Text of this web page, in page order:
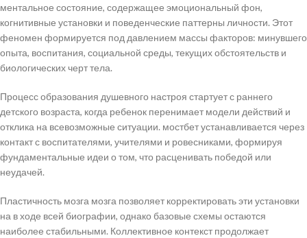
ментальное состояние, содержащее эмоциональный фон,
когнитивные установки и поведенческие паттерны личности. Этот
феномен формируется под давлением массы факторов: минувшего
опыта, воспитания, социальной среды, текущих обстоятельств и
биологических черт тела.
Процесс образования душевного настроя стартует с раннего
детского возраста, когда ребенок перенимает модели действий и
отклика на всевозможные ситуации. мостбет устанавливается через
контакт с воспитателями, учителями и ровесниками, формируя
фундаментальные идеи о том, что расценивать победой или
неудачей.
Пластичность мозга мозга позволяет корректировать эти установки
на в ходе всей биографии, однако базовые схемы остаются
наиболее стабильными. Коллективное контекст продолжает